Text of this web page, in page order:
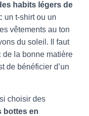
habits légers de
un t-shirt ou un
vêtements au ton
du soleil. Il faut
la bonne matière
de bénéficier d’un
choisir des
bottes en